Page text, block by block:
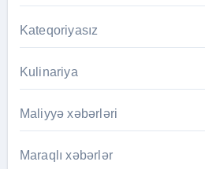
Kateqoriyasız
Kulinariya
Maliyyə xəbərləri
Maraqlı xəbərlər